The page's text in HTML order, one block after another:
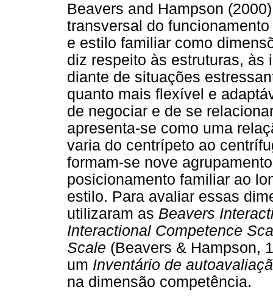
Beavers and Hampson
transversal do
e estilo familiar como
diz respeito às estruturas, às
diante de situações
quanto mais flexível e
de negociar e de se
apresenta-se como uma
varia do centrípeto ao
formam-se nove
posicionamento familiar ao
estilo. Para avaliar essas
utilizaram as Beavers
Interactional Competence
Scale (Beavers & Hampson,
um Inventário de
na dimensão competência.